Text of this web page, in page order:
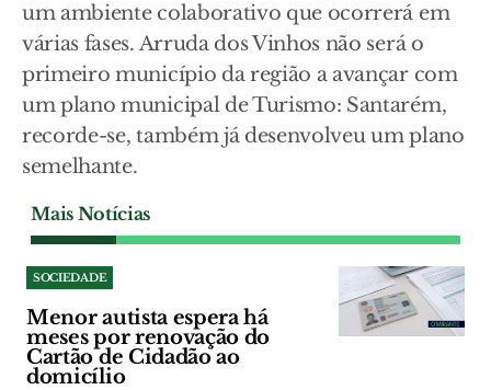
um ambiente colaborativo que ocorrerá em
várias fases. Arruda dos Vinhos não será o
primeiro município da região a avançar com
um plano municipal de Turismo: Santarém,
recorde-se, também já desenvolveu um plano
semelhante.
Mais Notícias
SOCIEDADE
Menor autista espera há
meses por renovação do
Cartão de Cidadão ao
domicílio